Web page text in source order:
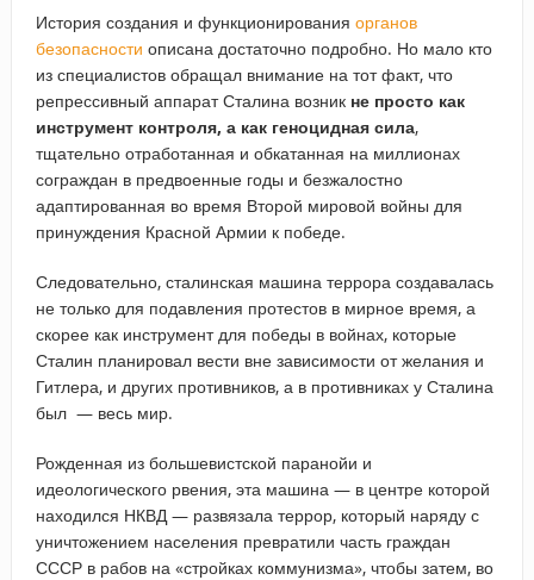
История создания и функционирования органов
безопасности описана достаточно подробно. Но мало кто
из специалистов обращал внимание на тот факт, что
репрессивный аппарат Сталина возник не просто как
инструмент контроля, а как геноцидная сила,
тщательно отработанная и обкатанная на миллионах
сограждан в предвоенные годы и безжалостно
адаптированная во время Второй мировой войны для
принуждения Красной Армии к победе.
Следовательно, сталинская машина террора создавалась
не только для подавления протестов в мирное время, а
скорее как инструмент для победы в войнах, которые
Сталин планировал вести вне зависимости от желания и
Гитлера, и других противников, а в противниках у Сталина
был — весь мир.
Рожденная из большевистской паранойи и
идеологического рвения, эта машина — в центре которой
находился НКВД — развязала террор, который наряду с
уничтожением населения превратили часть граждан
СССР в рабов на «стройках коммунизма», чтобы затем, во